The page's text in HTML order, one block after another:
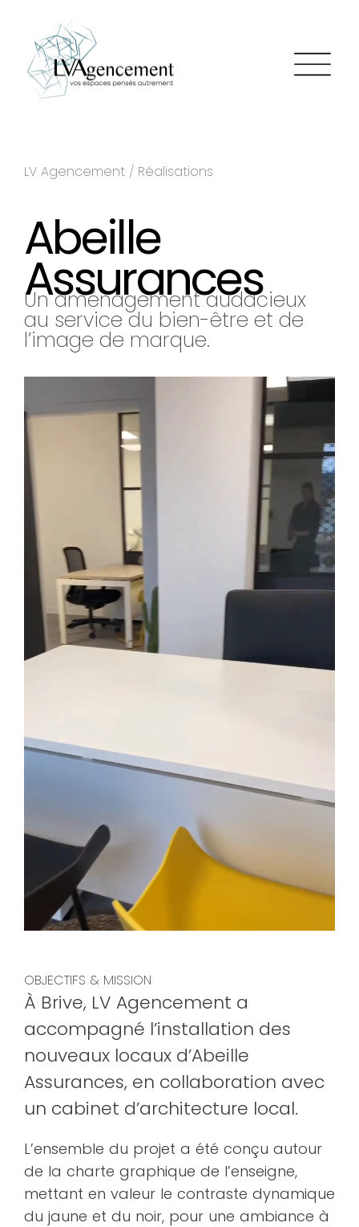
LV Agencement/ Réalisations
Abeille
Assurances
Un aménagement audacieux
au service du bien-être et de
l’image de marque.
OBJECTIFS & MISSION
À Brive, LV Agencement a
accompagné l’installation des
nouveaux locaux d’Abeille
Assurances, en collaboration avec
un cabinet d’architecture local.
L’ensemble du projet a été conçu autour
de la charte graphique de l’enseigne,
mettant en valeur le contraste dynamique
du jaune et du noir, pour une ambiance à